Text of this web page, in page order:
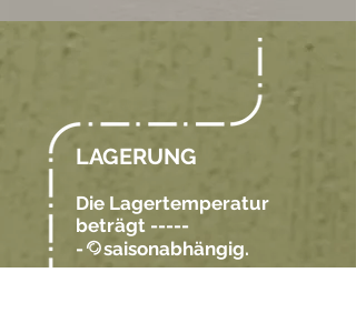
LAGERUNG
Die Lagertemperatur
beträgt -----
-@saisonabhängig.